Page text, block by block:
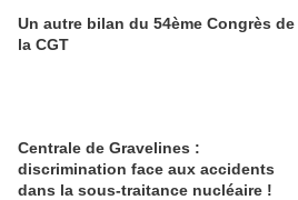
Un autre bilan du 54ème Congrès de
la CGT
Centrale de Gravelines :
discrimination face aux accidents
dans la sous-traitance nucléaire !